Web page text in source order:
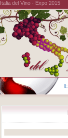
Italia del Vino - Expo 2015